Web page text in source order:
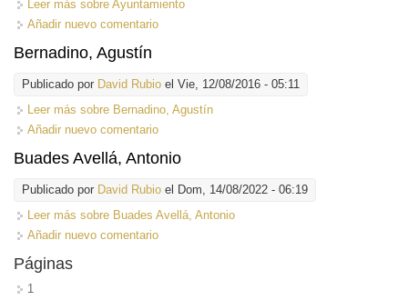
Leer más sobre Ayuntamiento
Añadir nuevo comentario
Bernadino, Agustín
Publicado por David Rubio el Vie, 12/08/2016 - 05:11
Leer más sobre Bernadino, Agustín
Añadir nuevo comentario
Buades Avellá, Antonio
Publicado por David Rubio el Dom, 14/08/2022 - 06:19
Leer más sobre Buades Avellá, Antonio
Añadir nuevo comentario
Páginas
1